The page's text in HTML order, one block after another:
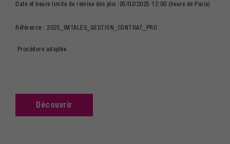
Date et heure limite de remise des plis :05/02/2025 12:00 (heure de Paris)
Référence : 2025_IMTALES_GESTION_CONTRAT_PRO
Procédure adaptée
Découvrir